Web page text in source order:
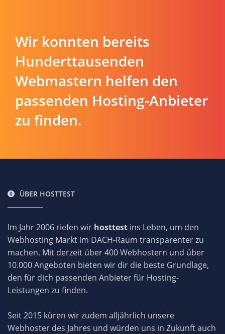
Wir konnten bereits
Hunderttausenden
Webmastern helfen den
passenden Hosting-Anbieter
zu finden.
ÜBER HOSTTEST
Im Jahr 2006 riefen wir hosttest ins Leben, um den
Webhosting Markt im DACH-Raum transparenter zu
machen. Mit derzeit über 400 Webhostern und über
10.000 Angeboten bieten wir dir die beste Grundlage,
den für dich passenden Anbieter für Hosting-
Leistungen zu finden.
Seit 2015 küren wir zudem alljährlich unsere
Webhoster des Jahres und würden uns in Zukunft auch